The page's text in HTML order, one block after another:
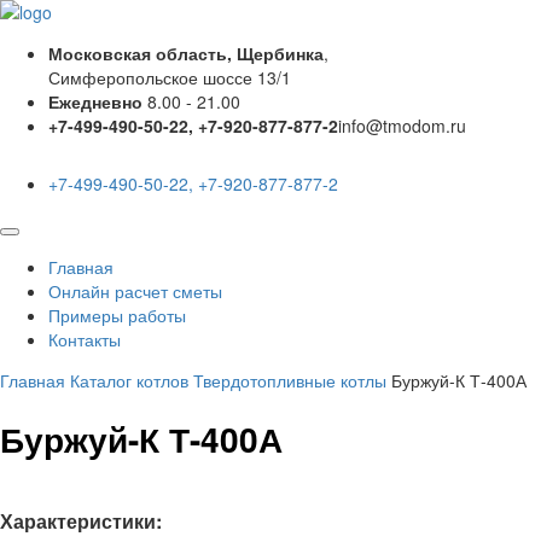
Московская область, Щербинка,
Симферопольское шоссе 13/1
Ежедневно 8.00 - 21.00
+7-499-490-50-22, +7-920-877-877-2info@tmodom.ru
+7-499-490-50-22, +7-920-877-877-2
Главная
Онлайн расчет сметы
Примеры работы
Контакты
Главная Каталог котлов Твердотопливные котлы Буржуй-К Т-400А
Буржуй-К Т-400А
Характеристики: